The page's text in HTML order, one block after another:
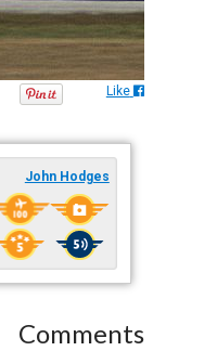
Like
John Hodges
Comments